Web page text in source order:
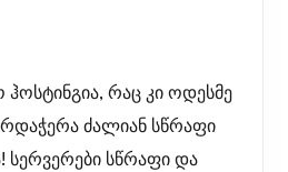
ჰოსტინგია, რაც კი ოდესმე
ძალიან სწრაფი
სერვერები სწრაფი და